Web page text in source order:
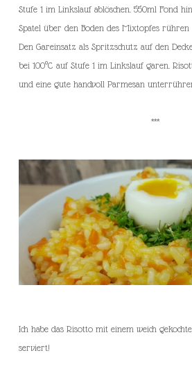
Stufe 1 im Linkslauf ablöschen. 550ml Fond
Spatel über den Boden des Mixtopfes rühren
Den Gareinsatz als Spritzschutz auf den
bei 100°C auf Stufe 1 im Linkslauf garen.
und eine gute handvoll Parmesan
***
Ich habe das Risotto mit einem weich
serviert!